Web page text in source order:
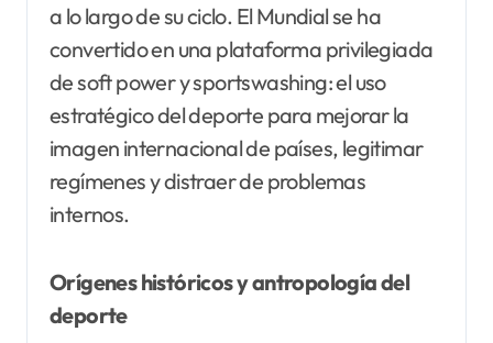
a lo largo de su ciclo. El Mundial se ha
convertido en una plataforma privilegiada
de soft power y sportswashing: el uso
estratégico del deporte para mejorar la
imagen internacional de países, legitimar
regímenes y distraer de problemas
internos.
Orígenes históricos y antropología del
deporte